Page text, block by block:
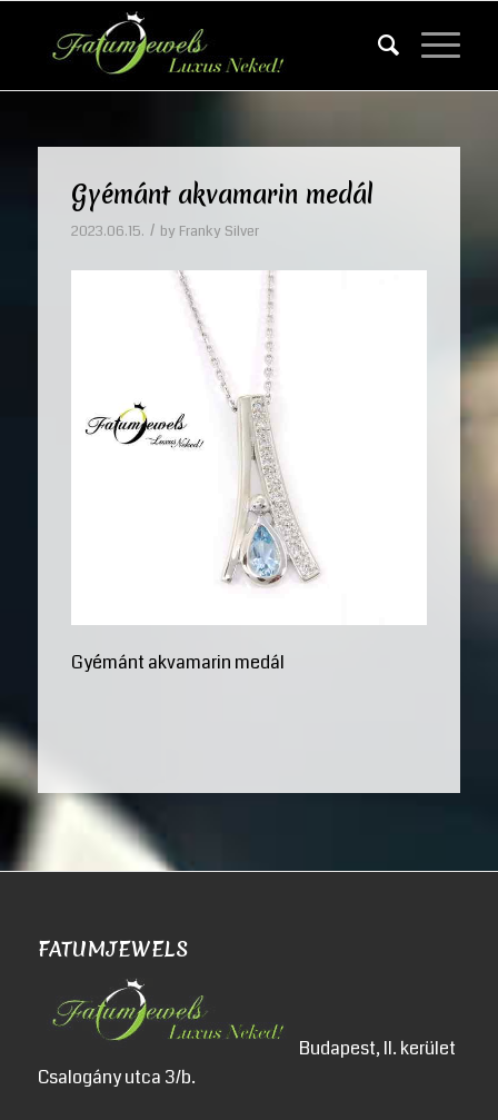
Gyémánt akvamarin medál
2023.06.15. / by Franky Silver
Gyémánt akvamarin medál
FATUMJEWELS
Budapest, II. kerület
Csalogány utca 3/b.